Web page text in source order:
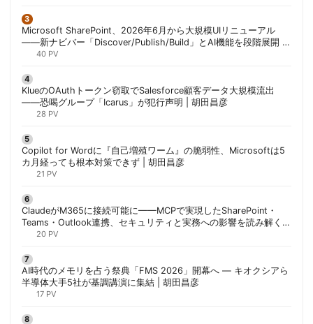
Microsoft SharePoint、2026年6月から大規模UIリニューアル
——新ナビバー「Discover/Publish/Build」とAI機能を段階展開 |
胡田昌彦
40 PV
KlueのOAuthトークン窃取でSalesforce顧客データ大規模流出
——恐喝グループ「Icarus」が犯行声明 | 胡田昌彦
28 PV
Copilot for Wordに『自己増殖ワーム』の脆弱性、Microsoftは5
カ月経っても根本対策できず | 胡田昌彦
21 PV
ClaudeがM365に接続可能に——MCPで実現したSharePoint・
Teams・Outlook連携、セキュリティと実務への影響を読み解く |
胡田昌彦
20 PV
AI時代のメモリを占う祭典「FMS 2026」開幕へ ― キオクシアら
半導体大手5社が基調講演に集結 | 胡田昌彦
17 PV